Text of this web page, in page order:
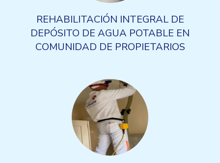
REHABILITACIÓN INTEGRAL DE
DEPÓSITO DE AGUA POTABLE EN
COMUNIDAD DE PROPIETARIOS